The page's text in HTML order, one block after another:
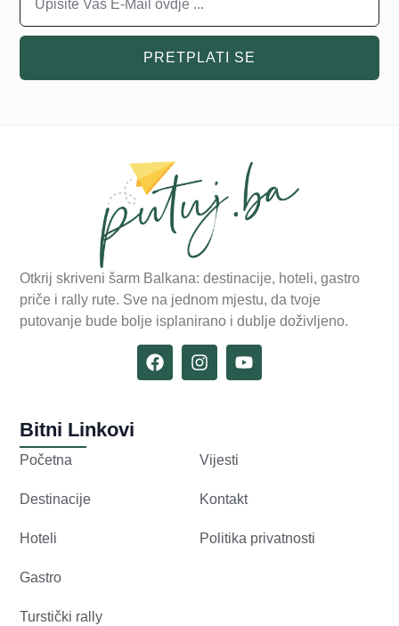
PRETPLATI SE
Otkrij skriveni šarm Balkana: destinacije, hoteli, gastro
priče i rally rute. Sve na jednom mjestu, da tvoje
putovanje bude bolje isplanirano i dublje doživljeno.
Bitni Linkovi
Početna
Destinacije
Hoteli
Gastro
Turstički rally
Vijesti
Kontakt
Politika privatnosti